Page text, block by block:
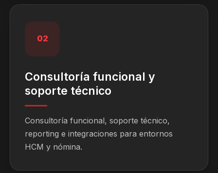
02
Consultoría funcional y
soporte técnico
Consultoría funcional, soporte técnico,
reporting e integraciones para entornos
HCM y nómina.